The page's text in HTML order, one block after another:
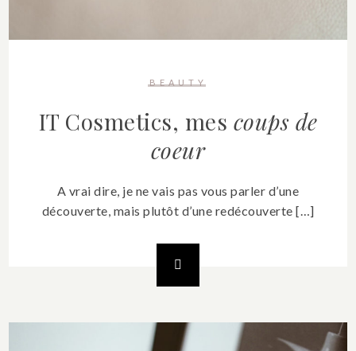
BEAUTY
IT Cosmetics, mes coups de
coeur
A vrai dire, je ne vais pas vous parler d’une
découverte, mais plutôt d’une redécouverte […]